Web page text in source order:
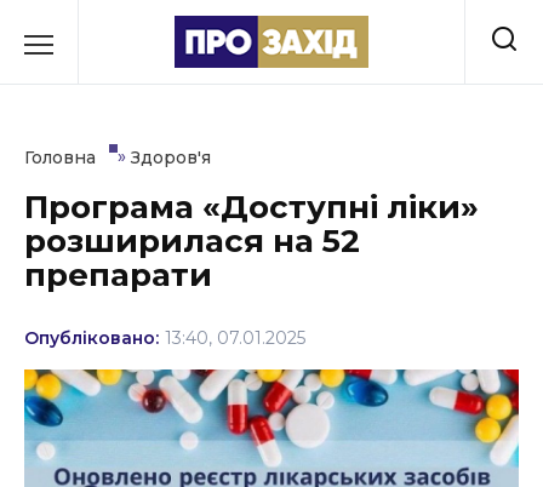
до
Культура
Освіта
Події
Політика
Соціум
Головна » Здоров'я
Програма «Доступні ліки»
розширилася на 52
препарати
Опубліковано: 13:40, 07.01.2025